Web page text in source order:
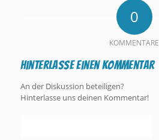
0
KOMMENTARE
Hinterlasse einen Kommentar
An der Diskussion beteiligen?
Hinterlasse uns deinen Kommentar!